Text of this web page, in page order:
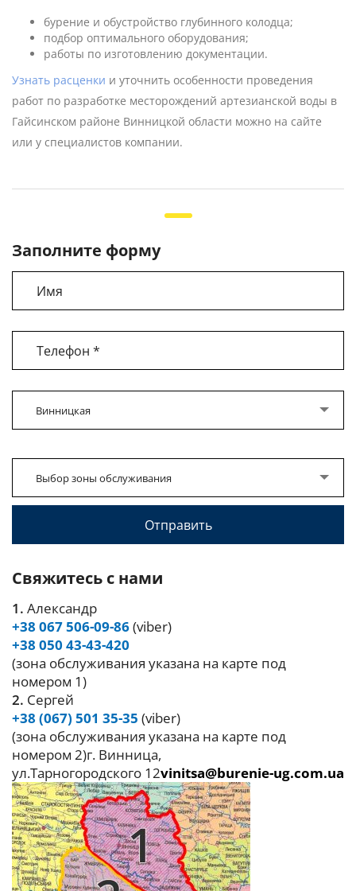
бурение и обустройство глубинного колодца;
подбор оптимального оборудования;
работы по изготовлению документации.
Узнать расценки и уточнить особенности проведения
работ по разработке месторождений артезианской воды в
Гайсинском районе Винницкой области можно на сайте
или у специалистов компании.
Заполните форму
Винницкая
Выбор зоны обслуживания
Свяжитесь с нами
1. Александр
+38 067 506-09-86(viber)
+38 050 43-43-420
(зона обслуживания указана на карте под
номером 1)
2. Сергей
+38 (067) 501 35-35 (viber)
(зона обслуживания указана на карте под
номером 2)г. Винница,
ул.Тарногородского 12vinitsa@burenie-ug.com.ua